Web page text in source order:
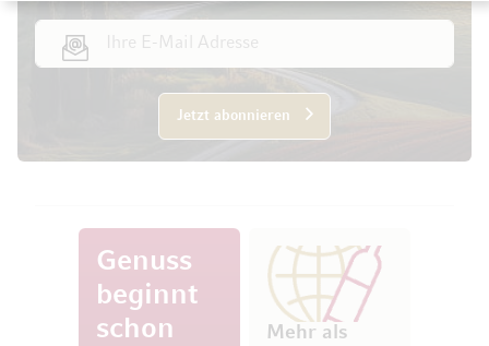
Jetzt abonnieren
Genuss
beginnt
schon
Mehr als